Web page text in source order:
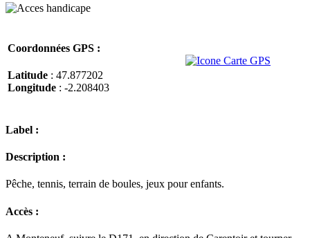
Coordonnées GPS :
Latitude : 47.877202
Longitude : -2.208403
Label :
Description :
Pêche, tennis, terrain de boules, jeux pour enfants.
Accès :